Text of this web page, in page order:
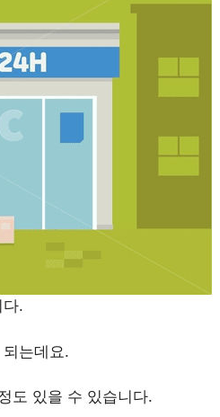
.
는데요.
도 있을 수 있습니다.